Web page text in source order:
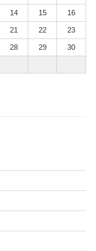
14 15 16
21 22 23
28 29 30